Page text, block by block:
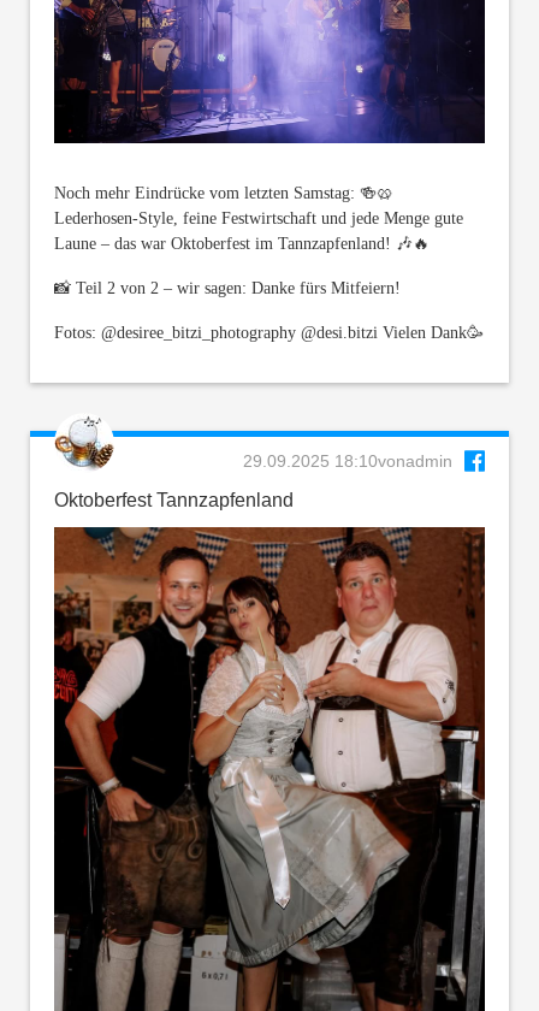
Noch mehr Eindrücke vom letzten Samstag: 🍻🥨
Lederhosen-Style, feine Festwirtschaft und jede Menge gute
Laune – das war Oktoberfest im Tannzapfenland! 🎶🔥
📸 Teil 2 von 2 – wir sagen: Danke fürs Mitfeiern!
Fotos: @desiree_bitzi_photography @desi.bitzi Vielen Dank🥳
29.09.2025 18:10vonadmin
Oktoberfest Tannzapfenland